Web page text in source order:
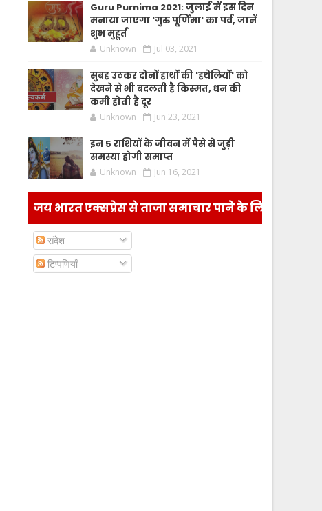
Guru Purnima 2021: जुलाई में इस दिन
मनाया जाएगा 'गुरु पूर्णिमा' का पर्व, जानें
शुभ मुहूर्त
Unknown Jul 03, 2021
सुबह उठकर दोनों हाथों की 'हथेलियों' को
देखने से भी बदलती है किस्मत, धन की
कमी होती है दूर
Unknown Jun 23, 2021
इन 5 राशियों के जीवन में पैसे से जुड़ी
समस्या होगी समाप्त
Unknown Jun 16, 2021
जय भारत एक्सप्रेस से ताजा समाचार पाने के लिए
संदेश
टिप्पणियाँ